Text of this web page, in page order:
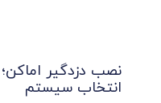
نصب دزدگیر
انتخاب سیستم